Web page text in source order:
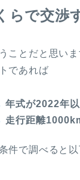
らで交渉
ことだと思い
であれば
年式が2022年
走行距離
件で調べると